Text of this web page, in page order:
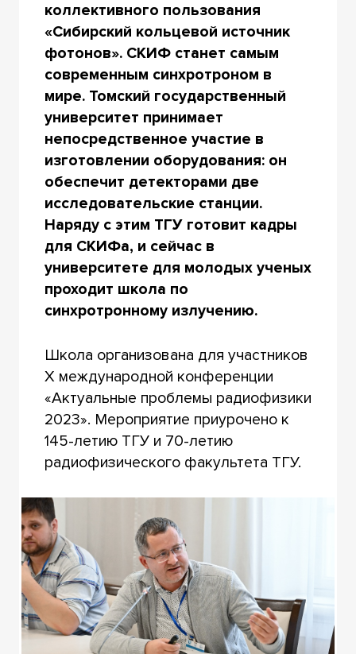
коллективного пользования
«Сибирский кольцевой источник
фотонов». СКИФ станет самым
современным синхротроном в
мире. Томский государственный
университет принимает
непосредственное участие в
изготовлении оборудования: он
обеспечит детекторами две
исследовательские станции.
Наряду с этим ТГУ готовит кадры
для СКИФа, и сейчас в
университете для молодых ученых
проходит школа по
синхротронному излучению.
Школа организована для участников
Х международной конференции
«Актуальные проблемы радиофизики
2023». Мероприятие приурочено к
145-летию ТГУ и 70-летию
радиофизического факультета ТГУ.